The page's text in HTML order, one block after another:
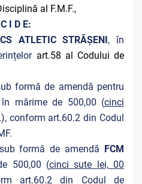
al F.M.F.,
I D E:
CS ATLETIC STRĂȘENI, în
art.58 al Codului de
formă de amendă pentru
în mărime de 500,00 (cinci
conform art.60.2 din Codul
formă de amendă FCM
500,00 (cinci sute lei, 00
art.60.2 din Codul de